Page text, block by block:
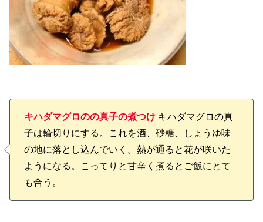
キハダマグロのの真子の煮つけ キハダマグロの真
子は輪切りにする。これを酒、砂糖、しょうゆ味
の地に落とし込んでいく。熱が通ると花が咲いた
ようになる。こってりと甘辛く煮るとご飯にとて
も合う。